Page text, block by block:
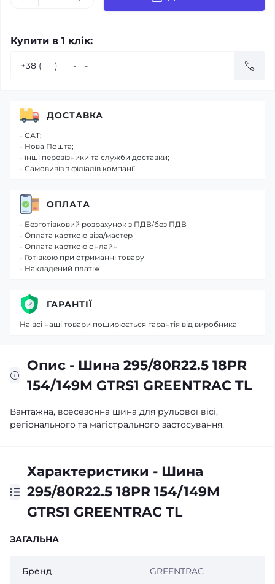
Купити в 1 клік:
Опис - Шина 295/80R22.5 18PR
154/149M GTRS1 GREENTRAC TL
Вантажна, всесезонна шина для рульової вісі,
регіонального та магістрального застосування.
Характеристики - Шина
295/80R22.5 18PR 154/149M
GTRS1 GREENTRAC TL
ЗАГАЛЬНА
Бренд GREENTRAC
ДОСТАВКА
- САТ;
- Нова Пошта;
- інші перевізники та служби доставки;
- Самовивіз з філіалів компанії
ОПЛАТА
- Безготівковий розрахунок з ПДВ/без ПДВ
- Оплата карткою віза/мастер
- Оплата карткою онлайн
- Готівкою при отриманні товару
- Накладений платіж
ГАРАНТІЇ
На всі наші товари поширюється гарантія від виробника